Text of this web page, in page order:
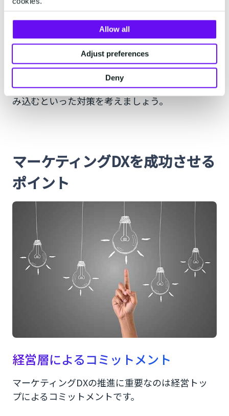
Allow all
Adjust preferences
Deny
そのため、マーケティングDX推進に当たっては業
務が複雑化しないよう、既存のシステムとの相性
や使いやすさを重視したうえでのITツールの選択
が必要です。
既存のシステムとの互換性があるものや紐づけが
できるITツールの選択を行い、自動変換機能を組
み込むといった対策を考えましょう。
マーケティングDXを成功させる
ポイント
経営層によるコミットメント
マーケティングDXの推進に重要なのは経営トッ
プによるコミットメントです。